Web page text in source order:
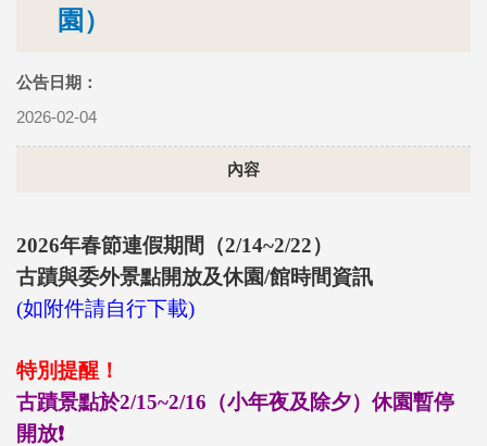
園）
公告日期：
2026-02-04
內容
2026年春節連假期間（2/14~2/22）
古蹟與委外景點開放及休園/館時間資訊
(如附件請自行下載)
特別提醒！
古蹟景點於2/15~2/16（小年夜及除夕）休園暫停
開放❗